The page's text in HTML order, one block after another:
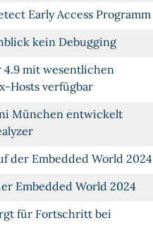
Early Access Programm
kein Debugging
4.9 mit wesentlichen
Hosts verfügbar
München entwickelt
der Embedded World 2024
Embedded World 2024
für Fortschritt bei